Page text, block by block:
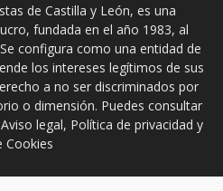
de Castilla y León, es una
fundada en el año 1983, al
configura como una entidad de
los intereses legítimos de sus
a no ser discriminados por
o dimensión. Puedes consultar
legal, Política de privacidad y
Cookies